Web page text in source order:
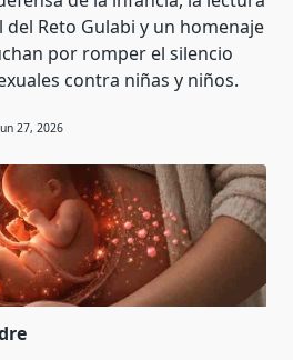
Reto Gulabi y un homenaje
por romper el silencio
contra niñas y niños.
27, 2026